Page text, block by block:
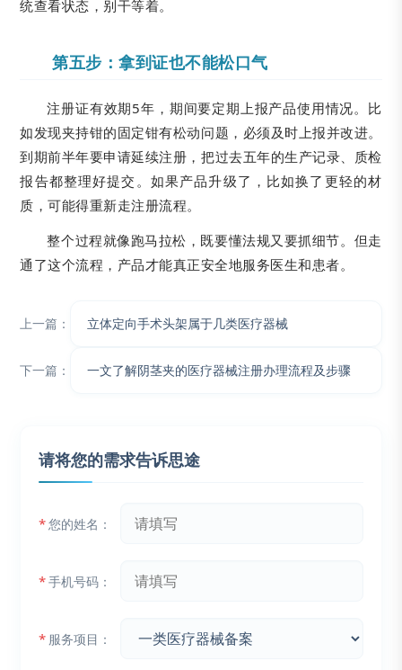
统查看状态，别干等着。
第五步：拿到证也不能松口气
注册证有效期5年，期间要定期上报产品使用情况。比
如发现夹持钳的固定钳有松动问题，必须及时上报并改进。
到期前半年要申请延续注册，把过去五年的生产记录、质检
报告都整理好提交。如果产品升级了，比如换了更轻的材
质，可能得重新走注册流程。
整个过程就像跑马拉松，既要懂法规又要抓细节。但走
通了这个流程，产品才能真正安全地服务医生和患者。
上一篇： 立体定向手术头架属于几类医疗器械
下一篇： 一文了解阴茎夹的医疗器械注册办理流程及步骤
请将您的需求告诉思途
*您的姓名：
*手机号码：
* 服务项目：